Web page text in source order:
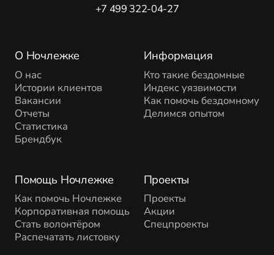
О Ночлежке
О нас
Истории клиентов
Вакансии
Отчеты
Статистика
Брендбук
Помощь Ночлежке
Как помочь Ночлежке
Корпоративная помощь
Стать волонтёром
Распечатать листовку
Проекты
Проекты
Акции
Спецпроекты
Информация
Кто такие бездомные
Индекс уязвимости
Как помочь бездомному
Делимся опытом
+7 499 322-04-27